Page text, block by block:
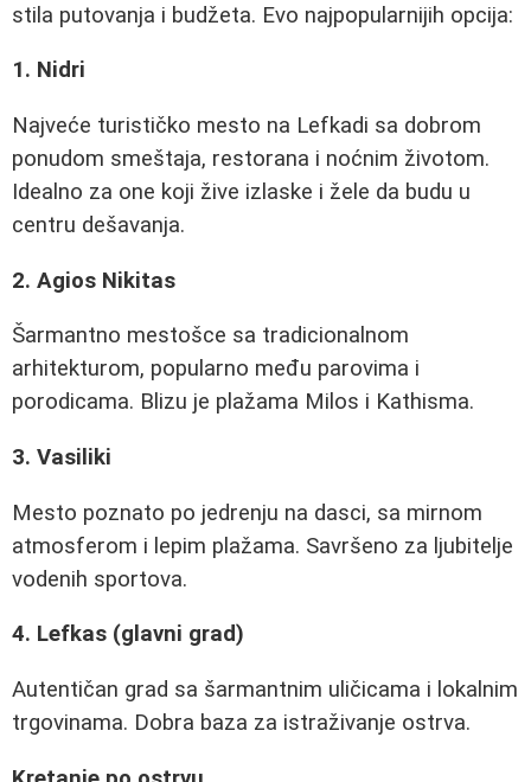
stila putovanja i budžeta. Evo najpopularnijih opcija:
1. Nidri
Najveće turističko mesto na Lefkadi sa dobrom
ponudom smeštaja, restorana i noćnim životom.
Idealno za one koji žive izlaske i žele da budu u
centru dešavanja.
2. Agios Nikitas
Šarmantno mestošce sa tradicionalnom
arhitekturom, popularno među parovima i
porodicama. Blizu je plažama Milos i Kathisma.
3. Vasiliki
Mesto poznato po jedrenju na dasci, sa mirnom
atmosferom i lepim plažama. Savršeno za ljubitelje
vodenih sportova.
4. Lefkas (glavni grad)
Autentičan grad sa šarmantnim uličicama i lokalnim
trgovinama. Dobra baza za istraživanje ostrva.